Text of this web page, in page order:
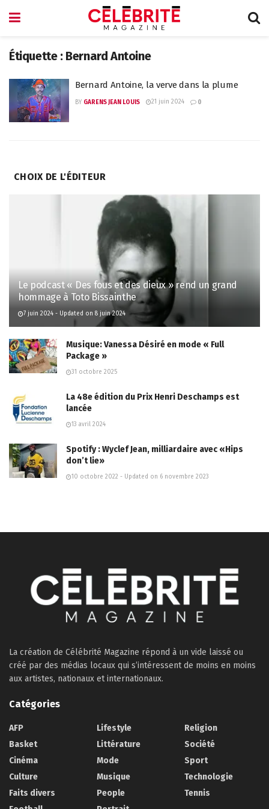
Étiquette : Bernard Antoine
Bernard Antoine, la verve dans la plume
BY GARENS JEAN LOUIS 21 juin 2024 0
CHOIX DE L'ÉDITEUR
Le podcast « Des fous et des dieux » rend un grand
hommage à Toto Bissainthe
7 juin 2024 - Updated on 8 juin 2024
Musique: Vanessa Désiré en mode « Full
Package »
31 octobre 2025
La 48e édition du Prix Henri Deschamps est
lancée
13 avril 2024
Spotify : Wyclef Jean, milliardaire avec «Hips
don’t lie»
10 octobre 2022 - Updated on 6 novembre 2023
La création de Célébrité Magazine répond à un vide laissé ou
créé par des médias locaux qui s’intéressent de moins en moins
aux artistes, nationaux et internationaux.
Catégories
AFP
Basket
Cinéma
Culture
Faits divers
Lifestyle
Littérature
Mode
Musique
People
Religion
Société
Sport
Technologie
Tennis